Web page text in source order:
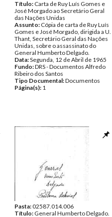
Título: Carta de Ruy Luís Gomes e
José Morgado ao Secretário Geral
das Nações Unidas
Assunto: Cópia de carta de Ruy Luís
Gomes e José Morgado, dirigida a U.
Thant, Secretário Geral das Nações
Unidas, sobre o assassinato do
General Humberto Delgado.
Data:Segunda, 12 de Abril de 1965
Fundo:DRS - Documentos Alfredo
Ribeiro dos Santos
Tipo Documental:Documentos
Página(s): 1
Pasta:02587.014.006
Título: General Humberto Delgado.